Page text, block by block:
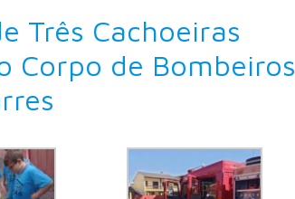
Três Cachoeiras
Corpo de Bombeiros